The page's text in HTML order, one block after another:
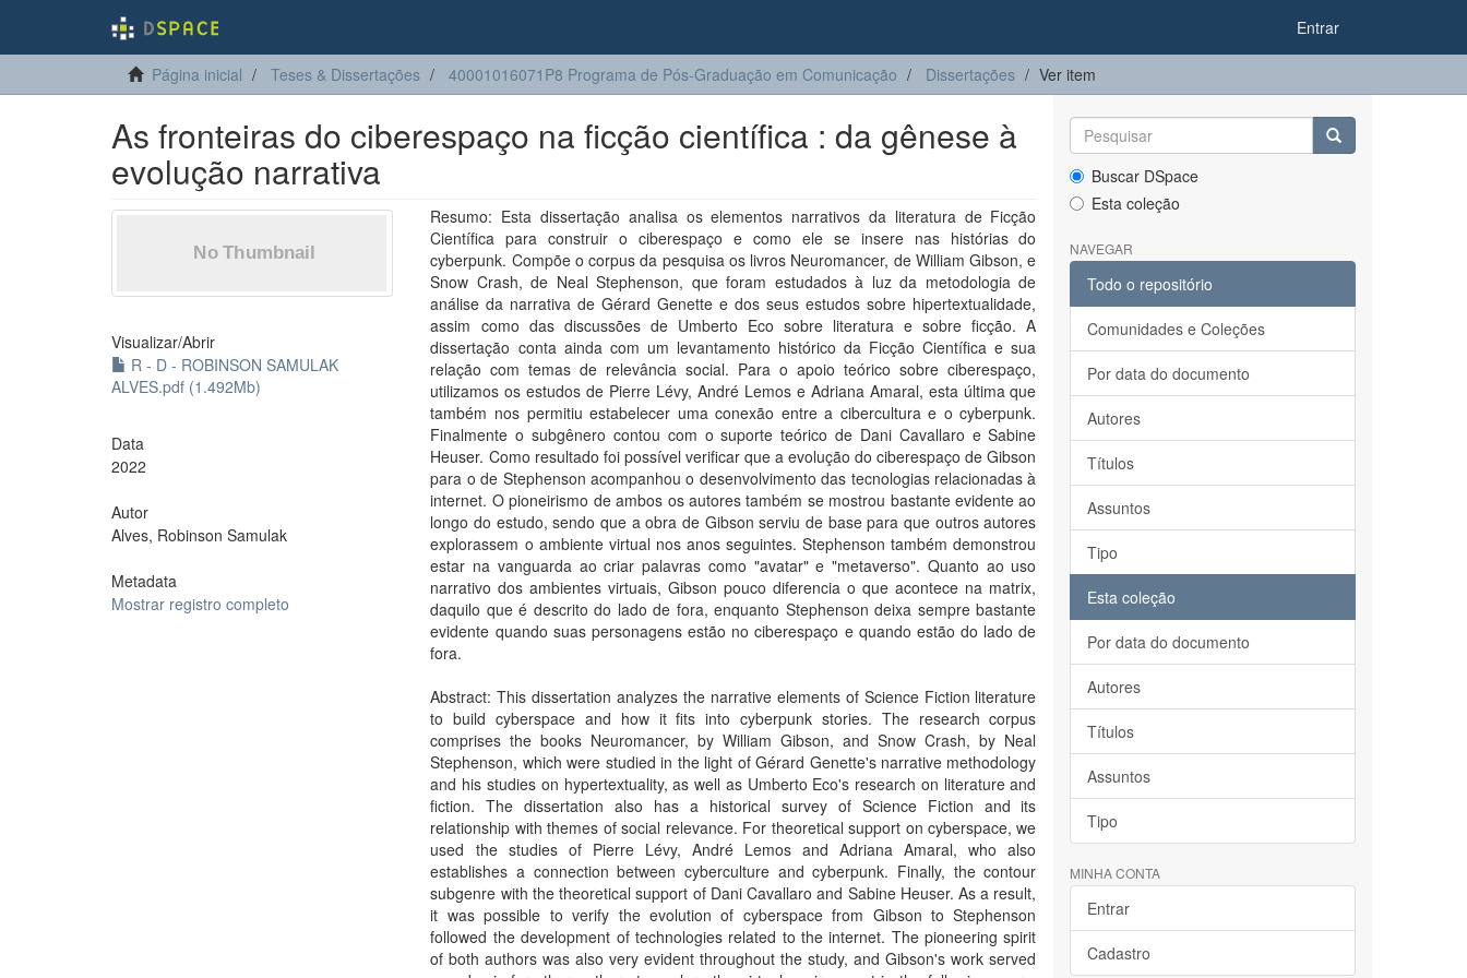
Entrar
Página inicial Teses & Dissertações 40001016071P8 Programa de Pós-Graduação em Comunicação Dissertações Ver item
As fronteiras do ciberespaço na ficção científica : da gênese à
evolução narrativa
Visualizar/Abrir
R - D - ROBINSON SAMULAK
ALVES.pdf (1.492Mb)
Data
2022
Autor
Alves, Robinson Samulak
Metadata
Mostrar registro completo
Resumo: Esta dissertação analisa os elementos narrativos da literatura de Ficção
Científica para construir o ciberespaço e como ele se insere nas histórias do
cyberpunk. Compõe o corpus da pesquisa os livros Neuromancer, de William Gibson, e
Snow Crash, de Neal Stephenson, que foram estudados à luz da metodologia de
análise da narrativa de Gérard Genette e dos seus estudos sobre hipertextualidade,
assim como das discussões de Umberto Eco sobre literatura e sobre ficção. A
dissertação conta ainda com um levantamento histórico da Ficção Científica e sua
relação com temas de relevância social. Para o apoio teórico sobre ciberespaço,
utilizamos os estudos de Pierre Lévy, André Lemos e Adriana Amaral, esta última que
também nos permitiu estabelecer uma conexão entre a cibercultura e o cyberpunk.
Finalmente o subgênero contou com o suporte teórico de Dani Cavallaro e Sabine
Heuser. Como resultado foi possível verificar que a evolução do ciberespaço de Gibson
para o de Stephenson acompanhou o desenvolvimento das tecnologias relacionadas à
internet. O pioneirismo de ambos os autores também se mostrou bastante evidente ao
longo do estudo, sendo que a obra de Gibson serviu de base para que outros autores
explorassem o ambiente virtual nos anos seguintes. Stephenson também demonstrou
estar na vanguarda ao criar palavras como "avatar" e "metaverso". Quanto ao uso
narrativo dos ambientes virtuais, Gibson pouco diferencia o que acontece na matrix,
daquilo que é descrito do lado de fora, enquanto Stephenson deixa sempre bastante
evidente quando suas personagens estão no ciberespaço e quando estão do lado de
fora.
Abstract: This dissertation analyzes the narrative elements of Science Fiction literature
to build cyberspace and how it fits into cyberpunk stories. The research corpus
comprises the books Neuromancer, by William Gibson, and Snow Crash, by Neal
Stephenson, which were studied in the light of Gérard Genette's narrative methodology
and his studies on hypertextuality, as well as Umberto Eco's research on literature and
fiction. The dissertation also has a historical survey of Science Fiction and its
relationship with themes of social relevance. For theoretical support on cyberspace, we
used the studies of Pierre Lévy, André Lemos and Adriana Amaral, who also
establishes a connection between cyberculture and cyberpunk. Finally, the contour
subgenre with the theoretical support of Dani Cavallaro and Sabine Heuser. As a result,
it was possible to verify the evolution of cyberspace from Gibson to Stephenson
followed the development of technologies related to the internet. The pioneering spirit
of both authors was also very evident throughout the study, and Gibson's work served
Buscar DSpace
Esta coleção
NAVEGAR
Todo o repositório
Comunidades e Coleções
Por data do documento
Autores
Títulos
Assuntos
Tipo
Esta coleção
Por data do documento
Autores
Títulos
Assuntos
Tipo
MINHA CONTA
Entrar
Cadastro